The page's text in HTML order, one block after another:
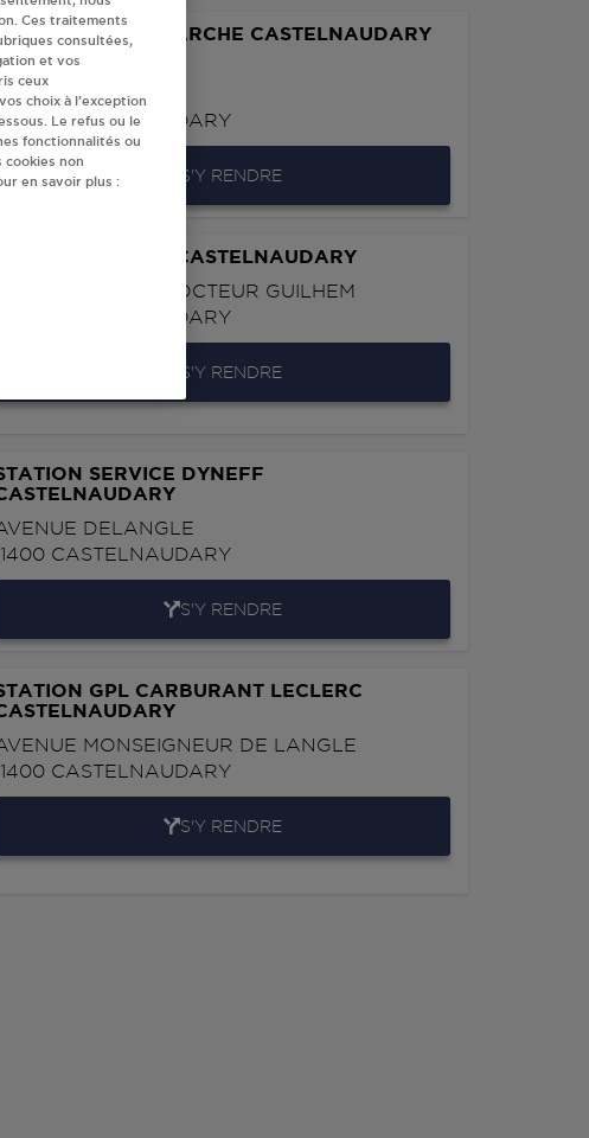
BRICOMARCHE CASTELNAUDARY
DES IRIS
D'EN MATTO
CASTELNAUDARY
S'Y RENDRE
MARTY SERVICES CASTELNAUDARY
230 AVENUE DU DOCTEUR GUILHEM
CASTELNAUDARY
S'Y RENDRE
SERVICE DYNEFF
DELANGLE
CASTELNAUDARY
S'Y RENDRE
GPL CARBURANT LECLERC
MONSEIGNEUR DE LANGLE
CASTELNAUDARY
S'Y RENDRE
Ces traitements
consultées,
et vos
ceux
choix à l’exception
Le refus ou le
fonctionnalités ou
cookies non
en savoir plus :